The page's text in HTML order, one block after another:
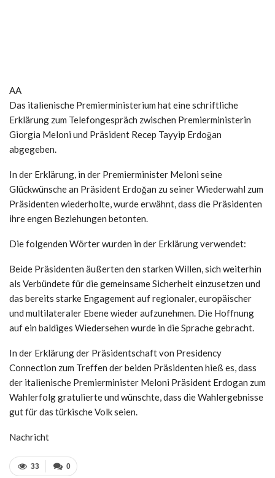
AA
Das italienische Premierministerium hat eine schriftliche
Erklärung zum Telefongespräch zwischen Premierministerin
Giorgia Meloni und Präsident Recep Tayyip Erdoğan
abgegeben.
In der Erklärung, in der Premierminister Meloni seine
Glückwünsche an Präsident Erdoğan zu seiner Wiederwahl zum
Präsidenten wiederholte, wurde erwähnt, dass die Präsidenten
ihre engen Beziehungen betonten.
Die folgenden Wörter wurden in der Erklärung verwendet:
Beide Präsidenten äußerten den starken Willen, sich weiterhin
als Verbündete für die gemeinsame Sicherheit einzusetzen und
das bereits starke Engagement auf regionaler, europäischer
und multilateraler Ebene wieder aufzunehmen. Die Hoffnung
auf ein baldiges Wiedersehen wurde in die Sprache gebracht.
In der Erklärung der Präsidentschaft von Presidency
Connection zum Treffen der beiden Präsidenten hieß es, dass
der italienische Premierminister Meloni Präsident Erdogan zum
Wahlerfolg gratulierte und wünschte, dass die Wahlergebnisse
gut für das türkische Volk seien.
Nachricht
0
33